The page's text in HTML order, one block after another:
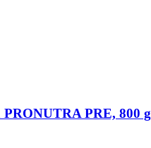
PRONUTRA PRE, 800 g